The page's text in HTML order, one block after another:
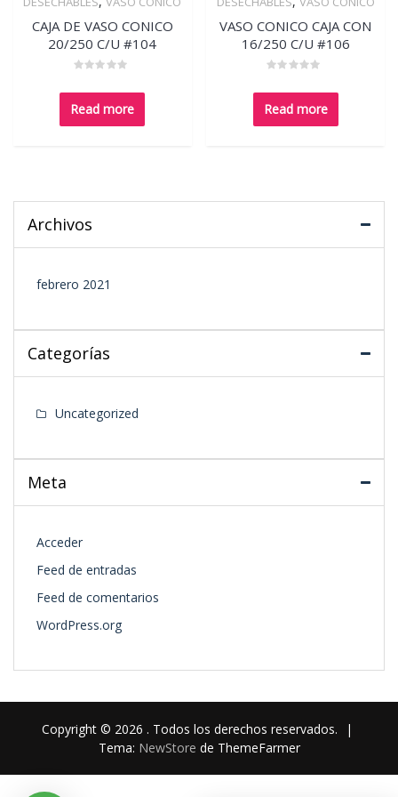
CAJA DE VASO CONICO
20/250 C/U #104
0
out
of
Read more
VASO CONICO CAJA CON
16/250 C/U #106
0
out
of
Read more
Archivos
febrero 2021
Categorías
Uncategorized
Meta
Acceder
Feed de entradas
Feed de comentarios
WordPress.org
Copyright © 2026 . Todos los derechos reservados.
|
Tema: NewStore de ThemeFarmer